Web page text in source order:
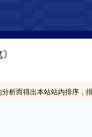
析而得出本站站内排序，